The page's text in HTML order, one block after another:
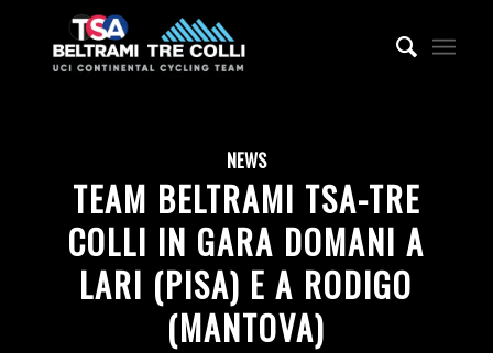
NEWS
TEAM BELTRAMI TSA-TRE
COLLI IN GARA DOMANI A
LARI (PISA) E A RODIGO
(MANTOVA)